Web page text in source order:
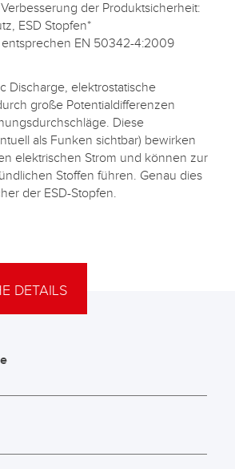
der Produktsicherheit:
ESD Stopfen*
EN 50342-4:2009
Discharge, elektrostatische
große Potentialdifferenzen
Diese
als Funken sichtbar) bewirken
elektrischen Strom und können zur
Stoffen führen. Genau dies
der ESD-Stopfen.
DETAILS